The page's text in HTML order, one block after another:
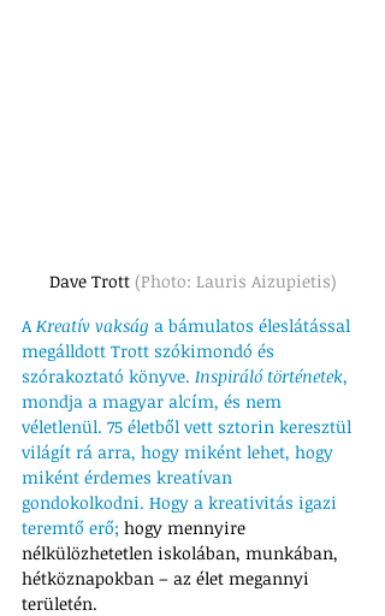
Dave Trott (Photo: Lauris Aizupietis)
A Kreatív vakság a bámulatos éleslátással
megálldott Trott szókimondó és
szórakoztató könyve. Inspiráló történetek,
mondja a magyar alcím, és nem
véletlenül. 75 életből vett sztorin keresztül
világít rá arra, hogy miként lehet, hogy
miként érdemes kreatívan
gondokolkodni. Hogy a kreativitás igazi
teremtő erő; hogy mennyire
nélkülözhetetlen iskolában, munkában,
hétköznapokban – az élet megannyi
területén.